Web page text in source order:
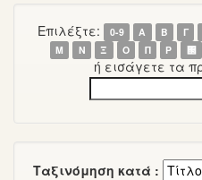
Επιλέξτε: 0-9 Α Β Γ
Μ
Ν Ξ Ο Π Ρ ΢
ή εισάγετε τα
Ταξινόμηση κατά :